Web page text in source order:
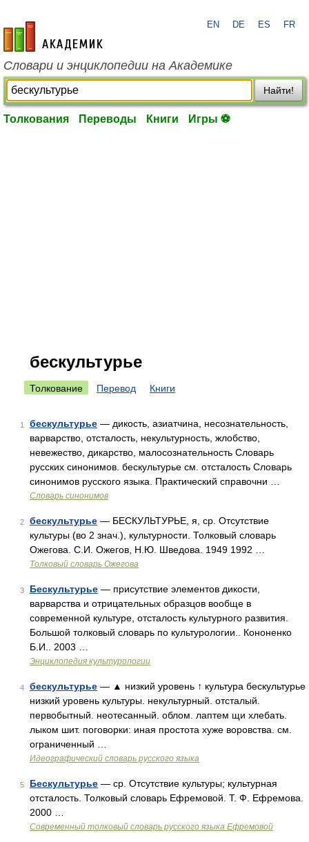
academic.ru
EN DE ES FR
Словари и энциклопедии на Академике
Найти!
Толкования Переводы Книги Игры ⚽
бескультурье
Толкование Перевод Книги
1 бескультурье — дикость, азиатчина, несознательность,
варварство, отсталость, некультурность, жлобство,
невежество, дикарство, малосознательность Словарь
русских синонимов. бескультурье см. отсталость Словарь
синонимов русского языка. Практический справочни …
Словарь синонимов
2 бескультурье — БЕСКУЛЬТУРЬЕ, я, ср. Отсутствие
культуры (во 2 знач.), культурности. Толковый словарь
Ожегова. С.И. Ожегов, Н.Ю. Шведова. 1949 1992 …
Толковый словарь Ожегова
3 Бескультурье — присутствие элементов дикости,
варварства и отрицательных образцов вообще в
современной культуре, отсталость культурного развития.
Большой толковый словарь по культурологии.. Кононенко
Б.И.. 2003 …
Энциклопедия культурологии
4 бескультурье — ▲ низкий уровень ↑ культура бескультурье
низкий уровень культуры. некультурный. отсталый.
первобытный. неотесанный. облом. лаптем щи хлебать.
лыком шит. поговорки: иная простота хуже воровства. см.
ограниченный …
Идеографический словарь русского языка
5 Бескультурье — ср. Отсутствие культуры; культурная
отсталость. Толковый словарь Ефремовой. Т. Ф. Ефремова.
2000 …
Современный толковый словарь русского языка Ефремовой